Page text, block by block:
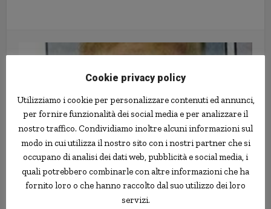
Metà dei genitori si pente dei
nomi dati ai figli
Cookie privacy policy
Utilizziamo i cookie per personalizzare contenuti ed annunci,
per fornire funzionalità dei social media e per analizzare il
nostro traffico. Condividiamo inoltre alcuni informazioni sul
modo in cui utilizza il nostro sito con i nostri partner che si
occupano di analisi dei dati web, pubblicità e social media, i
quali potrebbero combinarle con altre informazioni che ha
fornito loro o che hanno raccolto dal suo utilizzo dei loro
servizi.